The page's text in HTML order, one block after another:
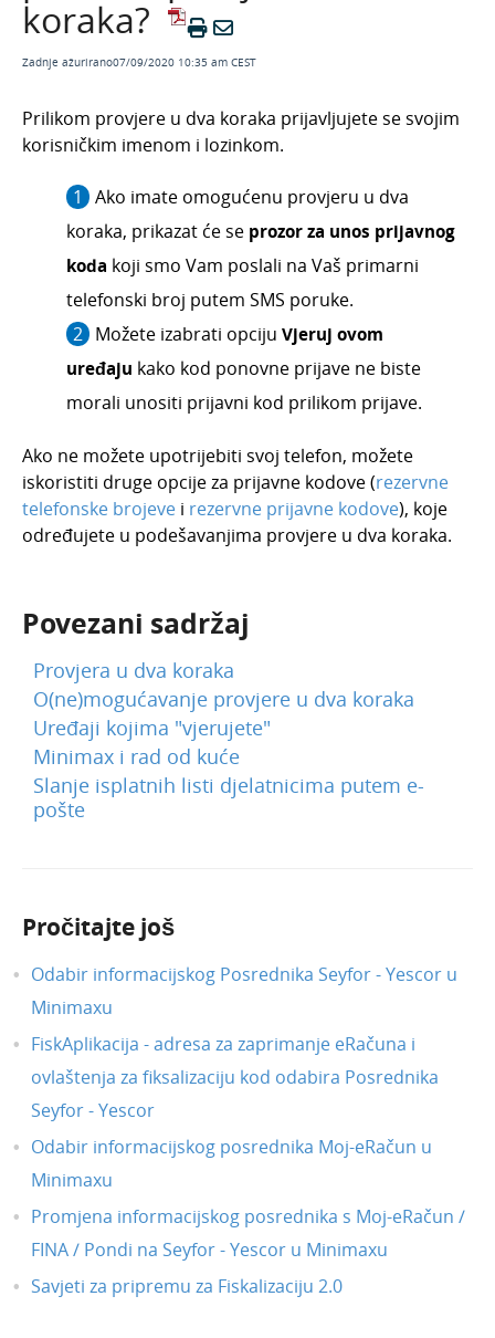
Rezervni prijavni kodovi
broj i prijavim se?
Uređaji kojima "vjerujete"
provjeru u dva koraka?
Postavke preglednika i ispisa
Uvozi podataka iz drugih organizacija
Nova organizacija
Korisnička podrška
koraka?
Zadnje ažurirano07/09/2020 10:35 am CEST
Prilikom provjere u dva koraka prijavljujete se svojim
korisničkim imenom i lozinkom.
Ako imate omogućenu provjeru u dva
koraka, prikazat će se prozor za unos prijavnog
koda koji smo Vam poslali na Vaš primarni
telefonski broj putem SMS poruke.
Možete izabrati opciju Vjeruj ovom
uređaju kako kod ponovne prijave ne biste
morali unositi prijavni kod prilikom prijave.
Ako ne možete upotrijebiti svoj telefon, možete
iskoristiti druge opcije za prijavne kodove (rezervne
telefonske brojeve i rezervne prijavne kodove), koje
određujete u podešavanjima provjere u dva koraka.
Povezani sadržaj
Provjera u dva koraka
O(ne)mogućavanje provjere u dva koraka
Uređaji kojima "vjerujete"
Minimax i rad od kuće
Slanje isplatnih listi djelatnicima putem e-
pošte
Pročitajte još
Odabir informacijskog Posrednika Seyfor - Yescor u
Minimaxu
FiskAplikacija - adresa za zaprimanje eRačuna i
ovlaštenja za fiksalizaciju kod odabira Posrednika
Seyfor - Yescor
Odabir informacijskog posrednika Moj-eRačun u
Minimaxu
Promjena informacijskog posrednika s Moj-eRačun /
FINA / Pondi na Seyfor - Yescor u Minimaxu
Savjeti za pripremu za Fiskalizaciju 2.0